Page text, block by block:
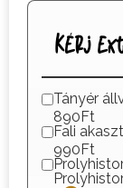
Kérj
Tányér
890Ft
Fali
990Ft